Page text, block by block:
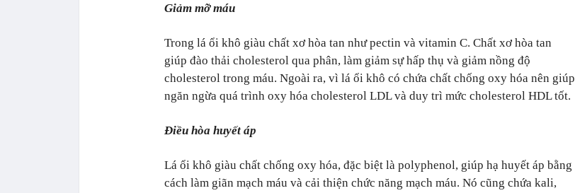
Giảm mỡ máu
Trong lá ổi khô giàu chất xơ hòa tan như pectin và vitamin C. Chất xơ hòa tan
giúp đào thải cholesterol qua phân, làm giảm sự hấp thụ và giảm nồng độ
cholesterol trong máu. Ngoài ra, vì lá ổi khô có chứa chất chống oxy hóa nên giúp
ngăn ngừa quá trình oxy hóa cholesterol LDL và duy trì mức cholesterol HDL tốt.
Điều hòa huyết áp
Lá ổi khô giàu chất chống oxy hóa, đặc biệt là polyphenol, giúp hạ huyết áp bằng
cách làm giãn mạch máu và cải thiện chức năng mạch máu. Nó cũng chứa kali,